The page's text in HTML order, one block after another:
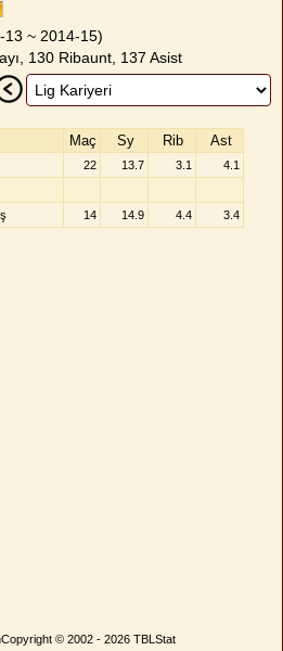
13 ~ 2014-15)
130 Ribaunt, 137 Asist
Maç Sy Rib Ast
22 13.7 3.1
4.1
14 14.9 4.4 3.4
Copyright © 2002 - 2026 TBLStat